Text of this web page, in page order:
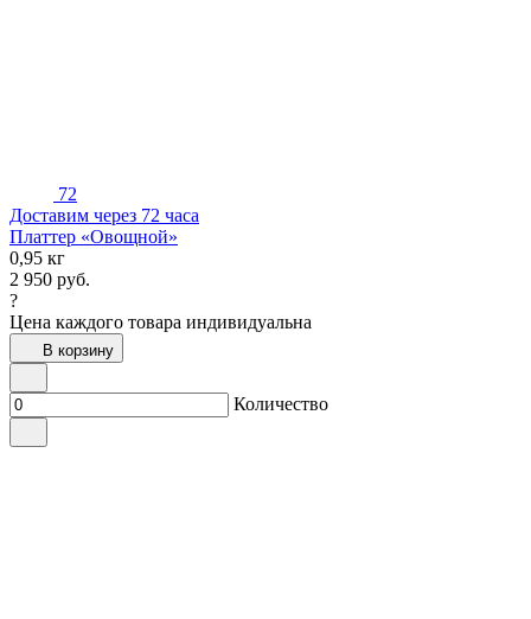
72
Доставим через 72 часа
Платтер «Овощной»
0,95 кг
2 950 руб.
?
Цена каждого товара индивидуальна
В корзину
Количество